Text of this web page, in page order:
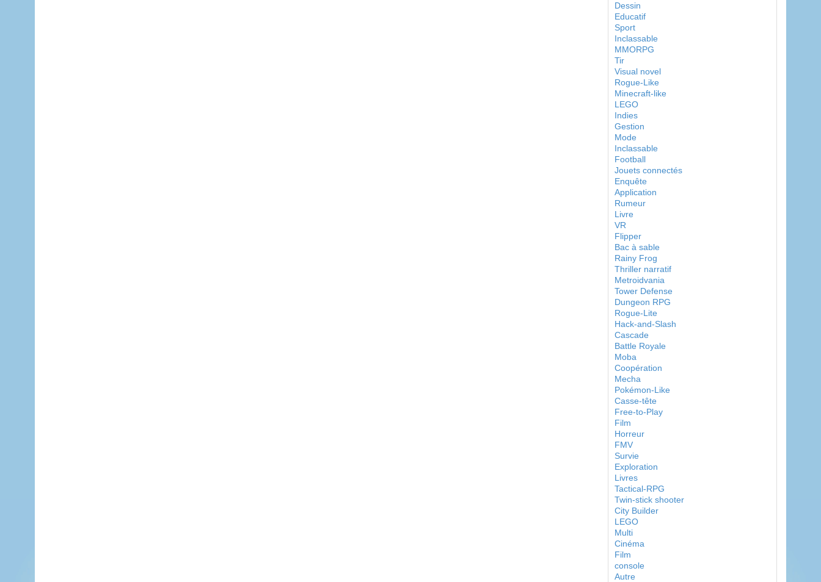
Dessin
Educatif
Sport
Inclassable
MMORPG
Tir
Visual novel
Rogue-Like
Minecraft-like
LEGO
Indies
Gestion
Mode
Inclassable
Football
Jouets connectés
Enquête
Application
Rumeur
Livre
VR
Flipper
Bac à sable
Rainy Frog
Thriller narratif
Metroidvania
Tower Defense
Dungeon RPG
Rogue-Lite
Hack-and-Slash
Cascade
Battle Royale
Moba
Coopération
Mecha
Pokémon-Like
Casse-tête
Free-to-Play
Film
Horreur
FMV
Survie
Exploration
Livres
Tactical-RPG
Twin-stick shooter
City Builder
LEGO
Multi
Cinéma
Film
console
Autre